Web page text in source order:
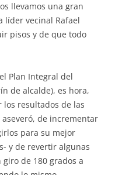
llevamos una gran
líder vecinal Rafael
pisos y de que todo
Plan Integral del
de alcalde), es hora,
los resultados de las
de incrementar
para su mejor
y de revertir algunas
de 180 grados a